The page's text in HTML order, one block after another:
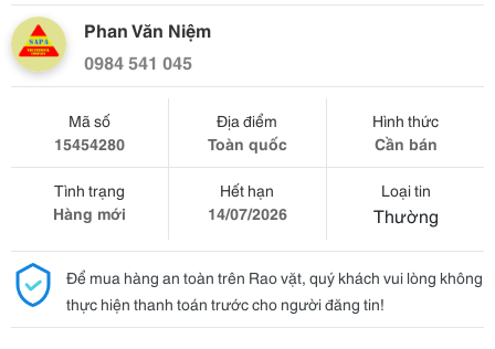
Phan Văn Niệm
0984 541 045
Mã số
15454280
Địa điểm
Toàn quốc
Hình thức
Cần bán
Tình trạng
Hàng mới
Hết hạn
14/07/2026
Loại tin
Thường
Để mua hàng an toàn trên Rao vặt, quý khách vui lòng không
thực hiện thanh toán trước cho người đăng tin!